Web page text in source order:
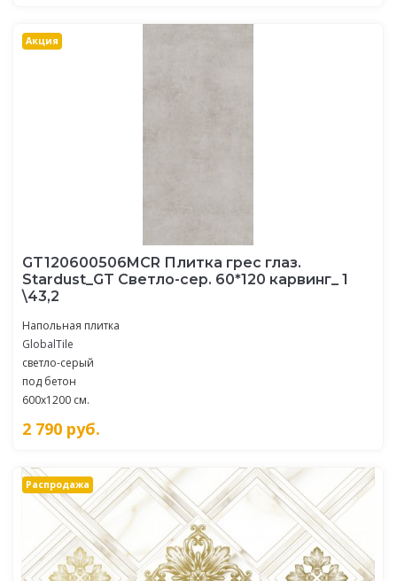
Акция
GT120600506MCR Плитка грес глаз.
Stardust_GT Светло-сер. 60*120 карвинг_ 1
\43,2
Напольная плитка
GlobalTile
светло-серый
под бетон
600x1200 см.
2 790 руб.
Распродажа